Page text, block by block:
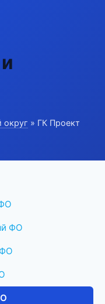
округ » ГК Проект
ФО